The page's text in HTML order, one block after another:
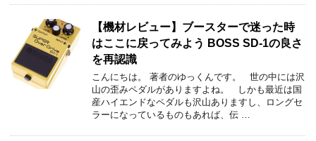
【機材レビュー】ブースターで迷った時
はここに戻ってみよう BOSS SD-1の良さ
を再認識
こんにちは。 著者のゆっくんです。 世の中には沢
山の歪みペダルがありますよね。 しかも最近は国
産ハイエンドなペダルも沢山ありますし、ロングセ
ラーになっているものもあれば、伝 …